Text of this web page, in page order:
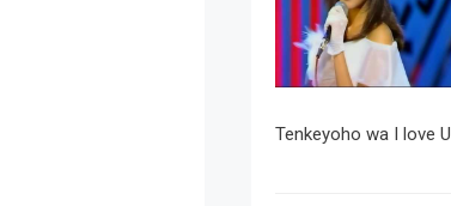
Tenkeyoho wa I love U